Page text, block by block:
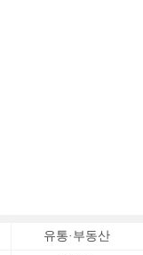
유통·부동산